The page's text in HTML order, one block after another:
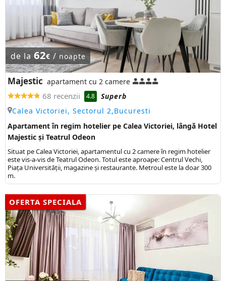
de la 62€ / noapte
Majestic apartament cu 2 camere
68 recenzii 4.8
Superb
Calea Victoriei, Sectorul 2,Bucuresti
Apartament în regim hotelier pe Calea Victoriei, lângă Hotel
Majestic și Teatrul Odeon
Situat pe Calea Victoriei, apartamentul cu 2 camere în regim hotelier
este vis-a-vis de Teatrul Odeon. Totul este aproape: Centrul Vechi,
Piața Universității, magazine și restaurante. Metroul este la doar 300
m.
OFERTA SPECIALA